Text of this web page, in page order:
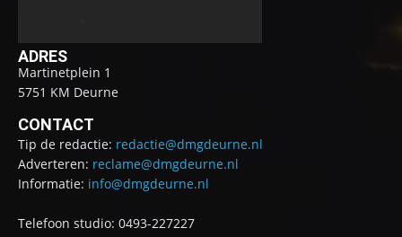
ADRES
Martinetplein 1
5751 KM Deurne
CONTACT
Tip de redactie: redactie@dmgdeurne.nl
Adverteren: reclame@dmgdeurne.nl
Informatie: info@dmgdeurne.nl
Telefoon studio: 0493-227227